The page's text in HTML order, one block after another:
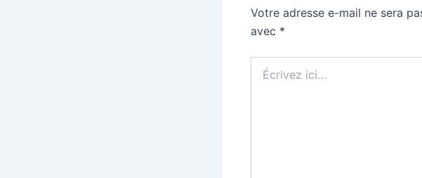
Votre adresse e-mail ne sera
avec *
ici…